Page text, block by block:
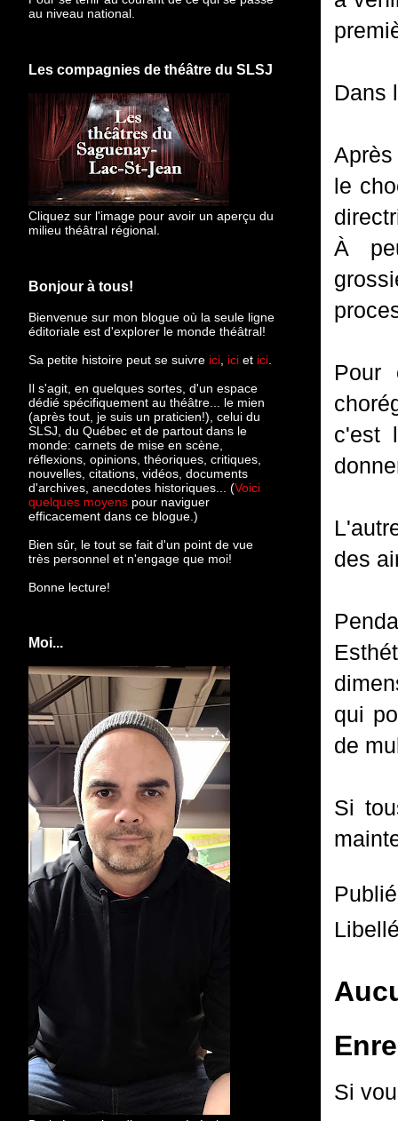
Dans
le
À
Pour
c'est
des
qui
de
Si
Si
au niveau national.
Les compagnies de théâtre du SLSJ
Cliquez sur l'image pour avoir un aperçu du
milieu théâtral régional.
Bonjour à tous!
Bienvenue sur mon blogue où la seule ligne
éditoriale est d'explorer le monde théâtral!
Sa petite histoire peut se suivre ici ici et ici
Il s'agit, en quelques sortes, d'un espace
dédié spécifiquement au théâtre... le mien
(après tout, je suis un praticien!), celui du
SLSJ, du Québec et de partout dans le
monde: carnets de mise en scène,
réflexions, opinions, théoriques, critiques,
nouvelles, citations, vidéos, documents
d'archives, anecdotes historiques... (Voici
quelques moyens pour naviguer
efficacement dans ce blogue.)
Bien sûr, le tout se fait d'un point de vue
très personnel et n'engage que moi!
Bonne lecture!
Moi...